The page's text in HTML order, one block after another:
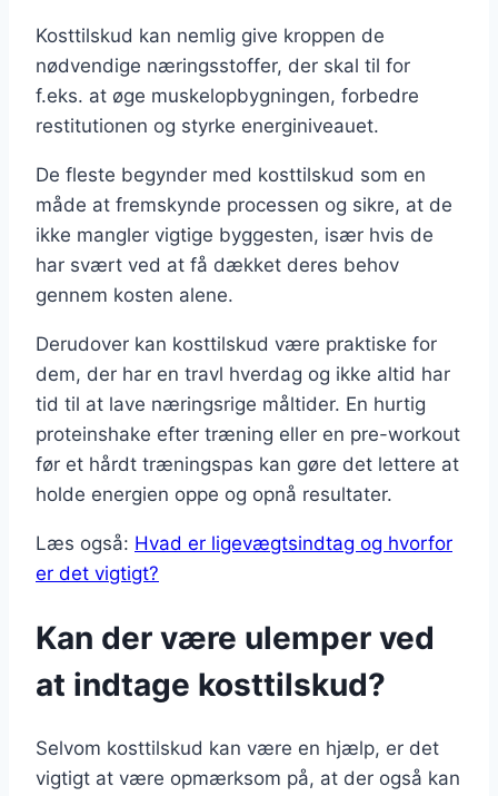
Kosttilskud kan nemlig give kroppen de
nødvendige næringsstoffer, der skal til for
f.eks. at øge muskelopbygningen, forbedre
restitutionen og styrke energiniveauet.
De fleste begynder med kosttilskud som en
måde at fremskynde processen og sikre, at de
ikke mangler vigtige byggesten, især hvis de
har svært ved at få dækket deres behov
gennem kosten alene.
Derudover kan kosttilskud være praktiske for
dem, der har en travl hverdag og ikke altid har
tid til at lave næringsrige måltider. En hurtig
proteinshake efter træning eller en pre-workout
før et hårdt træningspas kan gøre det lettere at
holde energien oppe og opnå resultater.
Læs også: Hvad er ligevægtsindtag og hvorfor
er det vigtigt?
Kan der være ulemper ved
at indtage kosttilskud?
Selvom kosttilskud kan være en hjælp, er det
vigtigt at være opmærksom på, at der også kan